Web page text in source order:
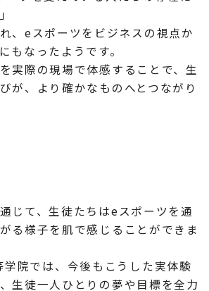
、eスポーツをビジネスの視点か
もなったようです。
実際の現場で体感することで、生
が、より確かなものへとつながり
じて、生徒たちはeスポーツを通
る様子を肌で感じることができま
院では、今後もこうした実体験
生徒一人ひとりの夢や目標を全力